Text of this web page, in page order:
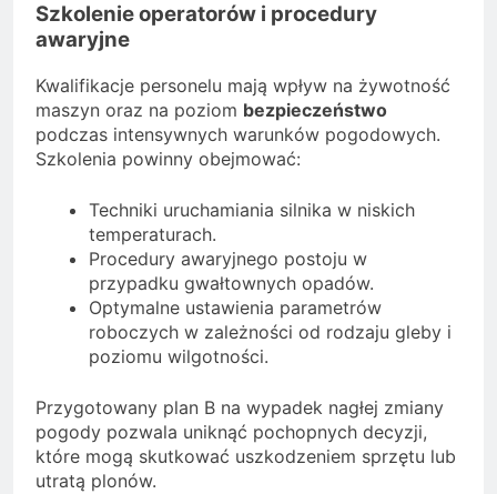
Szkolenie operatorów i procedury
awaryjne
Kwalifikacje personelu mają wpływ na żywotność
maszyn oraz na poziom bezpieczeństwo
podczas intensywnych warunków pogodowych.
Szkolenia powinny obejmować:
Techniki uruchamiania silnika w niskich
temperaturach.
Procedury awaryjnego postoju w
przypadku gwałtownych opadów.
Optymalne ustawienia parametrów
roboczych w zależności od rodzaju gleby i
poziomu wilgotności.
Przygotowany plan B na wypadek nagłej zmiany
pogody pozwala uniknąć pochopnych decyzji,
które mogą skutkować uszkodzeniem sprzętu lub
utratą plonów.